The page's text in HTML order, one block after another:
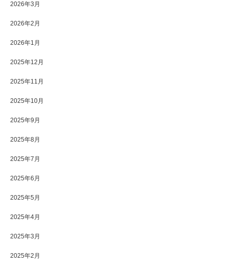
2026年3月
2026年2月
2026年1月
2025年12月
2025年11月
2025年10月
2025年9月
2025年8月
2025年7月
2025年6月
2025年5月
2025年4月
2025年3月
2025年2月